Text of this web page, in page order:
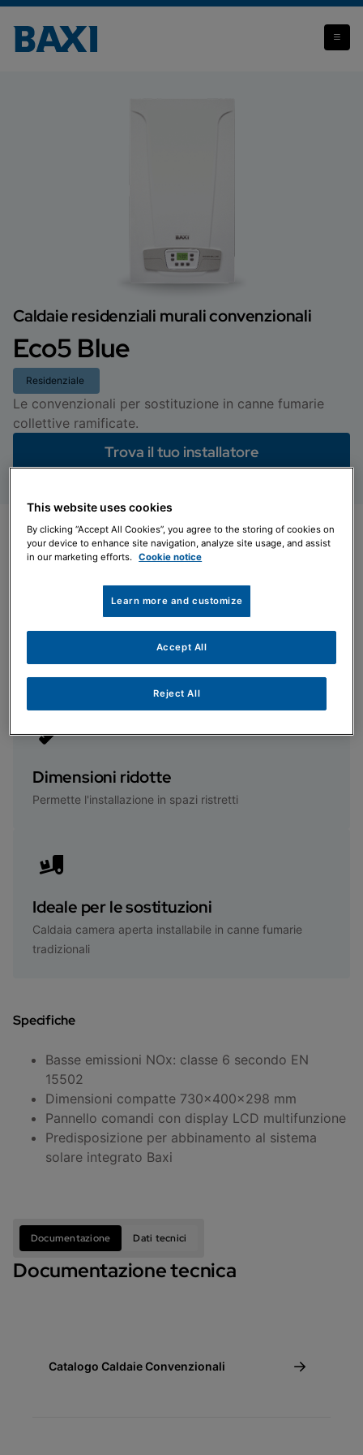
Eco5 Blue
Caldaie residenziali murali convenzionali
Eco5 Blue
Residenziale
Le convenzionali per sostituzione in canne fumarie
collettive ramificate.
Trova il tuo installatore
Agevolazioni fiscali
Dimensioni ridotte
Permette l'installazione in spazi ristretti
Ideale per le sostituzioni
Caldaia camera aperta installabile in canne fumarie
tradizionali
Specifiche
Basse emissioni NOx: classe 6 secondo EN
15502
Dimensioni compatte 730x400x298 mm
Pannello comandi con display LCD multifunzione
Predisposizione per abbinamento al sistema
solare integrato Baxi
Documentazione Dati tecnici
Documentazione tecnica
Catalogo Caldaie Convenzionali
This website uses cookies
By clicking “Accept All Cookies”, you agree to the storing of cookies on
your device to enhance site navigation, analyze site usage, and assist
in our marketing efforts. Cookie notice
Learn more and customize
Reject All
Accept All